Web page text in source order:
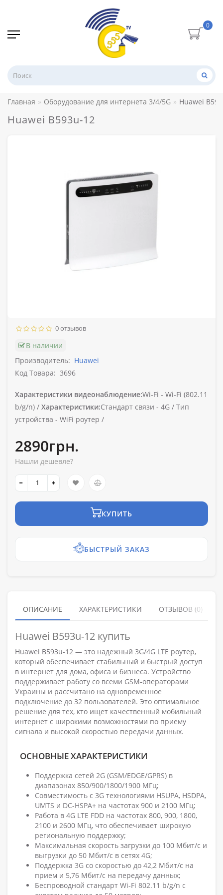
0
Главная Оборудование для интернета 3/4/5G Huawei
Huawei B593u-12
0 отзывов
В наличии
Производитель: Huawei
Код Товара: 3696
Характеристики видеонаблюдение:Wi-Fi - Wi-Fi (802.11
b/g/n) / Характеристики:Стандарт связи - 4G / Тип
устройства - WiFi роутер /
2890грн.
Нашли дешевле?
КУПИТЬ
БЫСТРЫЙ ЗАКАЗ
ОПИСАНИЕ ХАРАКТЕРИСТИКИ ОТЗЫВОВ (0)
Huawei B593u-12 купить
Huawei B593u-12 — это надежный 3G/4G LTE роутер,
который обеспечивает стабильный и быстрый доступ
в интернет для дома, офиса и бизнеса. Устройство
поддерживает работу со всеми GSM-операторами
Украины и рассчитано на одновременное
подключение до 32 пользователей. Это оптимальное
решение для тех, кто ищет качественный мобильный
интернет с широкими возможностями по приему
сигнала и высокой скоростью передачи данных.
ОСНОВНЫЕ ХАРАКТЕРИСТИКИ
Поддержка сетей 2G (GSM/EDGE/GPRS) в
диапазонах 850/900/1800/1900 МГц;
Совместимость с 3G технологиями HSUPA, HSDPA,
UMTS и DC-HSPA+ на частотах 900 и 2100 МГц;
Работа в 4G LTE FDD на частотах 800, 900, 1800,
2100 и 2600 МГц, что обеспечивает широкую
региональную поддержку;
Максимальная скорость загрузки до 100 Мбит/с и
выгрузки до 50 Мбит/с в сетях 4G;
Поддержка 3G со скоростью до 42,2 Мбит/с на
прием и 5,76 Мбит/с на передачу данных;
Беспроводной стандарт Wi-Fi 802.11 b/g/n с